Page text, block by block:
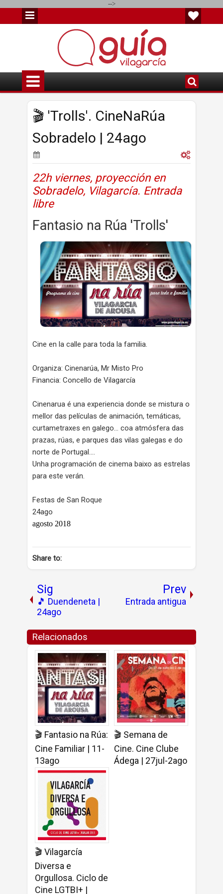
-->
🎬 'Trolls'. CineNaRúa
Sobradelo | 24ago
22h viernes, proyecciónen
Sobradelo, Vilagarcía. Entrada
libre
Fantasio na Rúa 'Trolls'
Cine en la calle para toda la familia.
Organiza: Cinenarúa, Mr Misto Pro
Financia: Concello de Vilagarcía
Cinenarua é una experiencia donde se mistura o
mellor das películas de animación, temáticas,
curtametraxes en galego… coa atmósfera das
prazas, rúas, e parques das vilas galegas e do
norte de Portugal....
Unha programación de cinema baixo as estrelas
para este verán.
Festas de San Roque
24ago
agosto 2018
Share to:
Sig
🎵 Duendeneta |
24ago
Prev
Entrada antigua
Relacionados
🎬 Fantasio na Rúa:
Cine Familiar | 11-
13ago
🎬 Semana de
Cine. Cine Clube
Ádega | 27jul-2ago
🎬 Vilagarcía
Diversa e
Orgullosa. Ciclo de
Cine LGTBI+ |